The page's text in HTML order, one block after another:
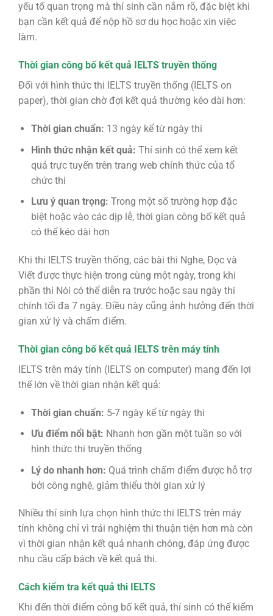
yếu tố quan trọng mà thí sinh cần nắm rõ, đặc biệt khi
bạn cần kết quả để nộp hồ sơ du học hoặc xin việc
làm.
Thời gian công bố kết quả IELTS truyền thống
Đối với hình thức thi IELTS truyền thống (IELTS on
paper), thời gian chờ đợi kết quả thường kéo dài hơn:
Thời gian chuẩn: 13 ngày kể từ ngày thi
Hình thức nhận kết quả: Thí sinh có thể xem kết
quả trực tuyến trên trang web chính thức của tổ
chức thi
Lưu ý quan trọng: Trong một số trường hợp đặc
biệt hoặc vào các dịp lễ, thời gian công bố kết quả
có thể kéo dài hơn
Khi thi IELTS truyền thống, các bài thi Nghe, Đọc và
Viết được thực hiện trong cùng một ngày, trong khi
phần thi Nói có thể diễn ra trước hoặc sau ngày thi
chính tối đa 7 ngày. Điều này cũng ảnh hưởng đến thời
gian xử lý và chấm điểm.
Thời gian công bố kết quả IELTS trên máy tính
IELTS trên máy tính (IELTS on computer) mang đến lợi
thế lớn về thời gian nhận kết quả:
Thời gian chuẩn: 5-7 ngày kể từ ngày thi
Ưu điểm nổi bật: Nhanh hơn gần một tuần so với
hình thức thi truyền thống
Lý do nhanh hơn: Quá trình chấm điểm được hỗ trợ
bởi công nghệ, giảm thiểu thời gian xử lý
Nhiều thí sinh lựa chọn hình thức thi IELTS trên máy
tính không chỉ vì trải nghiệm thi thuận tiện hơn mà còn
vì thời gian nhận kết quả nhanh chóng, đáp ứng được
nhu cầu cấp bách về kết quả thi.
Cách kiểm tra kết quả thi IELTS
Khi đến thời điểm công bố kết quả, thí sinh có thể kiểm